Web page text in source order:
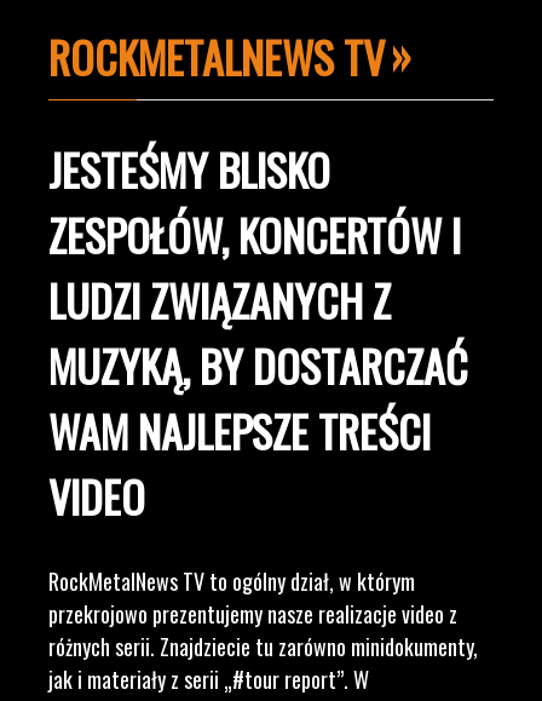
ROCKMETALNEWS TV
JESTEŚMY BLISKO
ZESPOŁÓW, KONCERTÓW I
LUDZI ZWIĄZANYCH Z
MUZYKĄ, BY DOSTARCZAĆ
WAM NAJLEPSZE TREŚCI
VIDEO
RockMetalNews TV to ogólny dział, w którym
przekrojowo prezentujemy nasze realizacje video z
różnych serii. Znajdziecie tu zarówno minidokumenty,
jak i materiały z serii „#tour report”. W